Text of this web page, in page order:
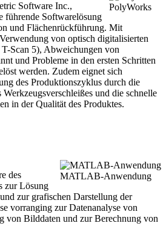
PolyWorks
Software Inc.,
führende Softwarelösung
und Flächenrückführung. Mit
von optisch digitalisierten
Scan 5), Abweichungen von
und Probleme in den ersten Schritten
werden. Zudem eignet sich
des Produktionszyklus durch die
Werkzeugsverschleißes und die schnelle
in der Qualität des Produktes.
MATLAB-Anwendung
des
zur Lösung
zur grafischen Darstellung der
vorranging zur Datenanalyse von
von Bilddaten und zur Berechnung von